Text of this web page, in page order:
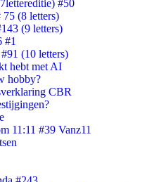
#50
75 (8 letters)
(9 letters)
#1
(10 letters)
hebt met AI
hobby?
CBR
11:11 #39 Vanz11